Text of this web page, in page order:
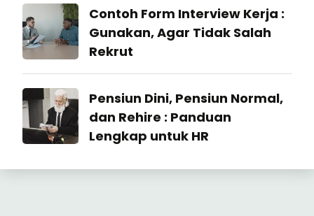
July
2026
Industrial
Relation
Contoh Form Interview Kerja :
Gunakan, Agar Tidak Salah
Rekrut
June
2026
Industrial
Relation
Pensiun Dini, Pensiun Normal,
dan Rehire : Panduan
Lengkap untuk HR
23